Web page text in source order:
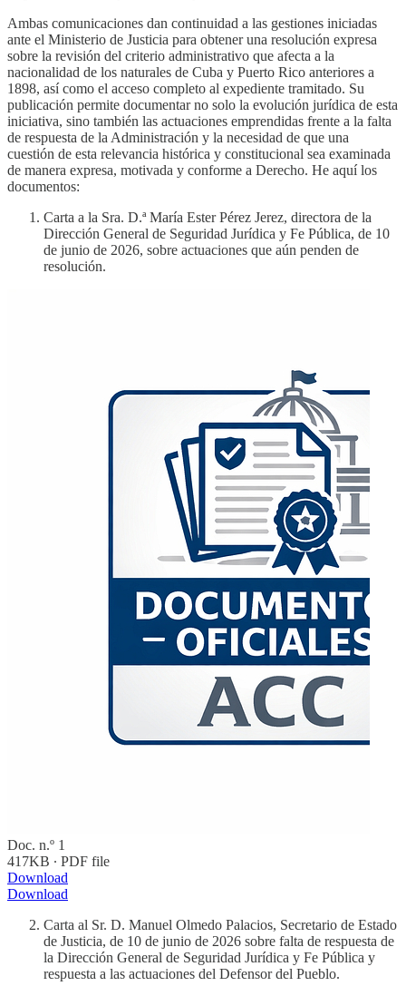
Ambas comunicaciones dan continuidad a las gestiones iniciadas
ante el Ministerio de Justicia para obtener una resolución expresa
sobre la revisión del criterio administrativo que afecta a la
nacionalidad de los naturales de Cuba y Puerto Rico anteriores a
1898, así como el acceso completo al expediente tramitado. Su
publicación permite documentar no solo la evolución jurídica de esta
iniciativa, sino también las actuaciones emprendidas frente a la falta
de respuesta de la Administración y la necesidad de que una
cuestión de esta relevancia histórica y constitucional sea examinada
de manera expresa, motivada y conforme a Derecho. He aquí los
documentos:
Carta a la Sra. D.ª María Ester Pérez Jerez, directora de la
Dirección General de Seguridad Jurídica y Fe Pública, de 10
de junio de 2026, sobre actuaciones que aún penden de
resolución.
Doc. n.º 1
417KB ∙ PDF file
Download
Download
Carta al Sr. D. Manuel Olmedo Palacios, Secretario de Estado
de Justicia, de 10 de junio de 2026 sobre falta de respuesta de
la Dirección General de Seguridad Jurídica y Fe Pública y
respuesta a las actuaciones del Defensor del Pueblo.